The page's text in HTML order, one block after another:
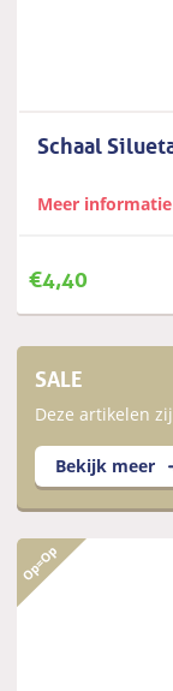
Schaal
Meer informatie
€4,40
SALE
Deze artikelen
Bekijk meer